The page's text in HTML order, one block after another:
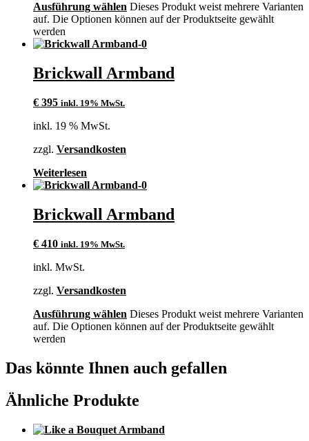
Ausführung wählen Dieses Produkt weist mehrere Varianten
auf. Die Optionen können auf der Produktseite gewählt
werden
Brickwall Armband
€ 395 inkl. 19% MwSt.
inkl. 19 % MwSt.
zzgl. Versandkosten
Weiterlesen
Brickwall Armband
€ 410 inkl. 19% MwSt.
inkl. MwSt.
zzgl. Versandkosten
Ausführung wählen Dieses Produkt weist mehrere Varianten
auf. Die Optionen können auf der Produktseite gewählt
werden
Das könnte Ihnen auch gefallen
Ähnliche Produkte